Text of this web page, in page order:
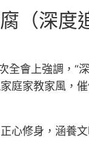
（深度
全會上強調，
庭家教家風，
心修身，涵養